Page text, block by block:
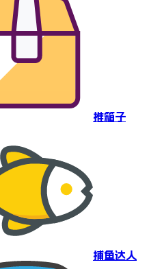
推箱子
捕鱼达人